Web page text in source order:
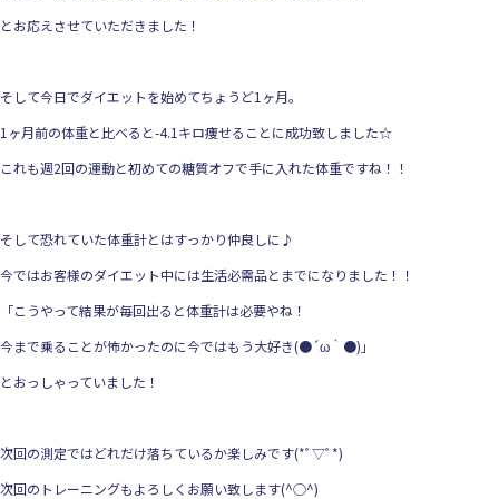
とお応えさせていただきました！
そして今日でダイエットを始めてちょうど1ヶ月。
1ヶ月前の体重と比べると-4.1キロ痩せることに成功致しました☆
これも週2回の運動と初めての糖質オフで手に入れた体重ですね！！
そして恐れていた体重計とはすっかり仲良しに♪
今ではお客様のダイエット中には生活必需品とまでになりました！！
「こうやって結果が毎回出ると体重計は必要やね！
今まで乗ることが怖かったのに今ではもう大好き(●´ω｀●)」
とおっしゃっていました！
次回の測定ではどれだけ落ちているか楽しみです(*ﾟ▽ﾟ*)
次回のトレーニングもよろしくお願い致します(^○^)